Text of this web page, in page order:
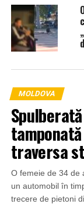
MOLDOVA
traversa
O femeie de 34 de
un automobil în
trecere de pietoni